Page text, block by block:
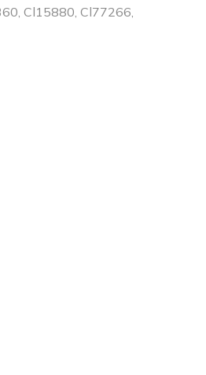
Cl15880, Cl77266,